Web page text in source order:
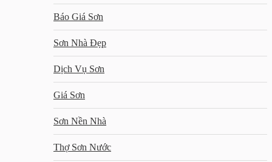
Báo Giá Sơn
Sơn Nhà Đẹp
Dịch Vụ Sơn
Giá Sơn
Sơn Nền Nhà
Thợ Sơn Nước